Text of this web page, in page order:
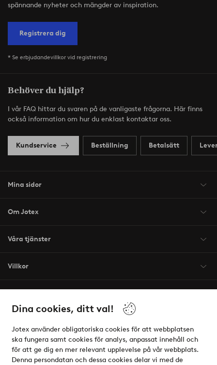
Dina cookies, ditt val!
Jotex använder obligatoriska cookies för att webbplatsen
ska fungera samt cookies för analys, anpassat innehåll och
för att ge dig en mer relevant upplevelse på vår webbplats.
Denna persondatan och dessa cookies delar vi med de
spännande nyheter och mängder av inspiration.
Registrera dig
* Se erbjudandevillkor vid registrering
Behöver du hjälp?
I vår FAQ hittar du svaren på de vanligaste frågorna. Här finns
också information om hur du enklast kontaktar oss.
Kundservice Beställning Betalsätt
Mina sidor
Om Jotex
Våra tjänster
Villkor
Säkra betalningar - Betala direkt eller dela upp